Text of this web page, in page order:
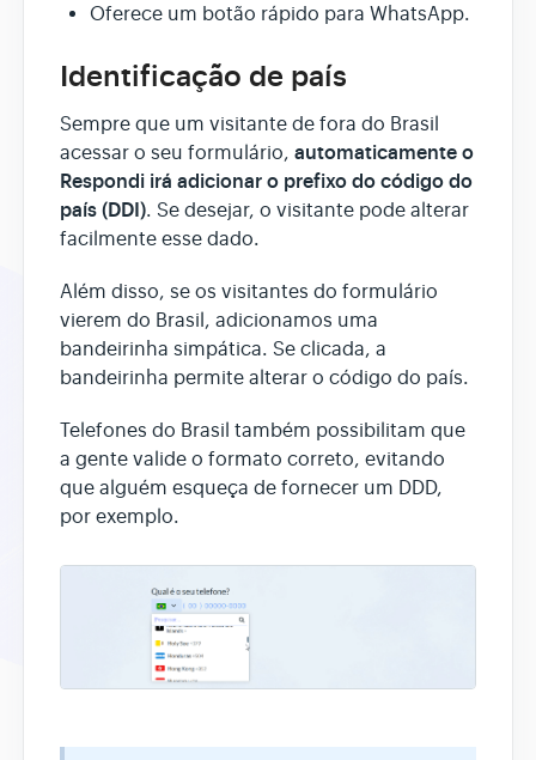
Oferece um botão rápido para WhatsApp.
Identificação de país
Sempre que um visitante de fora do Brasil
acessar o seu formulário, automaticamente o
Respondi irá adicionar o prefixo do código do
país (DDI). Se desejar, o visitante pode alterar
facilmente esse dado.
Além disso, se os visitantes do formulário
vierem do Brasil, adicionamos uma
bandeirinha simpática. Se clicada, a
bandeirinha permite alterar o código do país.
Telefones do Brasil também possibilitam que
a gente valide o formato correto, evitando
que alguém esqueça de fornecer um DDD,
por exemplo.